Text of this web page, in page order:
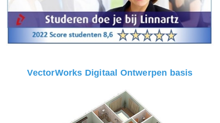
VectorWorks Digitaal Ontwerpen basis